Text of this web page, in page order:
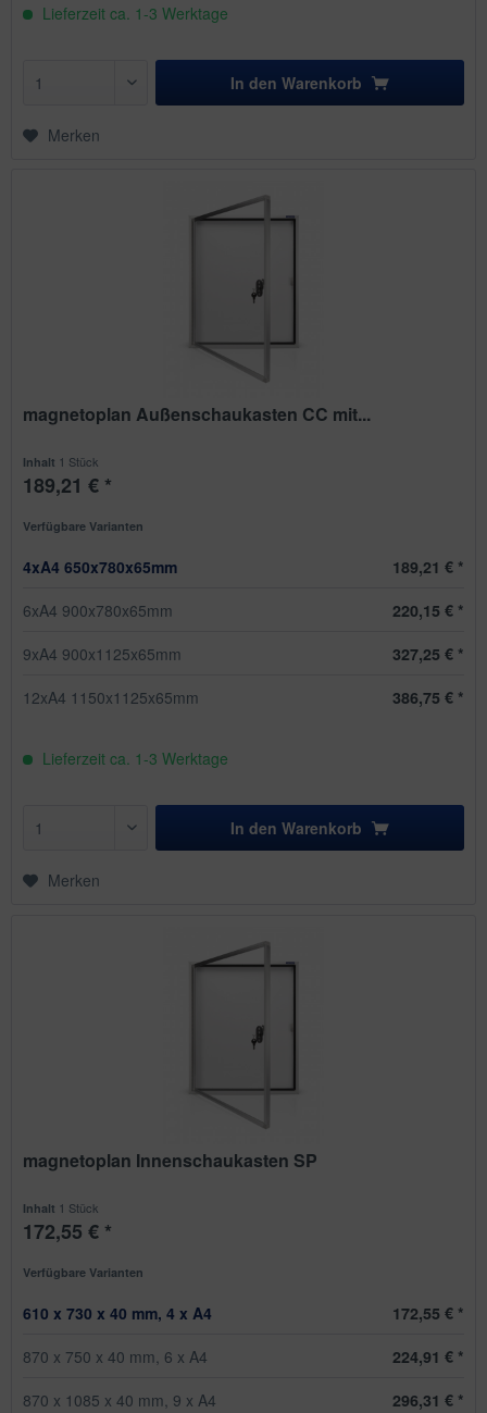
Lieferzeit ca. 1-3 Werktage
In den Warenkorb
Merken
magnetoplan Außenschaukasten CC mit...
Inhalt 1 Stück
189,21 € *
Verfügbare Varianten
4xA4 650x780x65mm
189,21 € *
6xA4 900x780x65mm
220,15 € *
9xA4 900x1125x65mm
327,25 € *
12xA4 1150x1125x65mm 386,75 € *
Lieferzeit ca. 1-3 Werktage
In den Warenkorb
Merken
magnetoplan Innenschaukasten SP
Inhalt 1 Stück
172,55 € *
Verfügbare Varianten
610 x 730 x 40 mm, 4 x A4
172,55 € *
870 x 750 x 40 mm, 6 x A4
224,91 € *
870 x 1085 x 40 mm, 9 x A4
296,31 € *